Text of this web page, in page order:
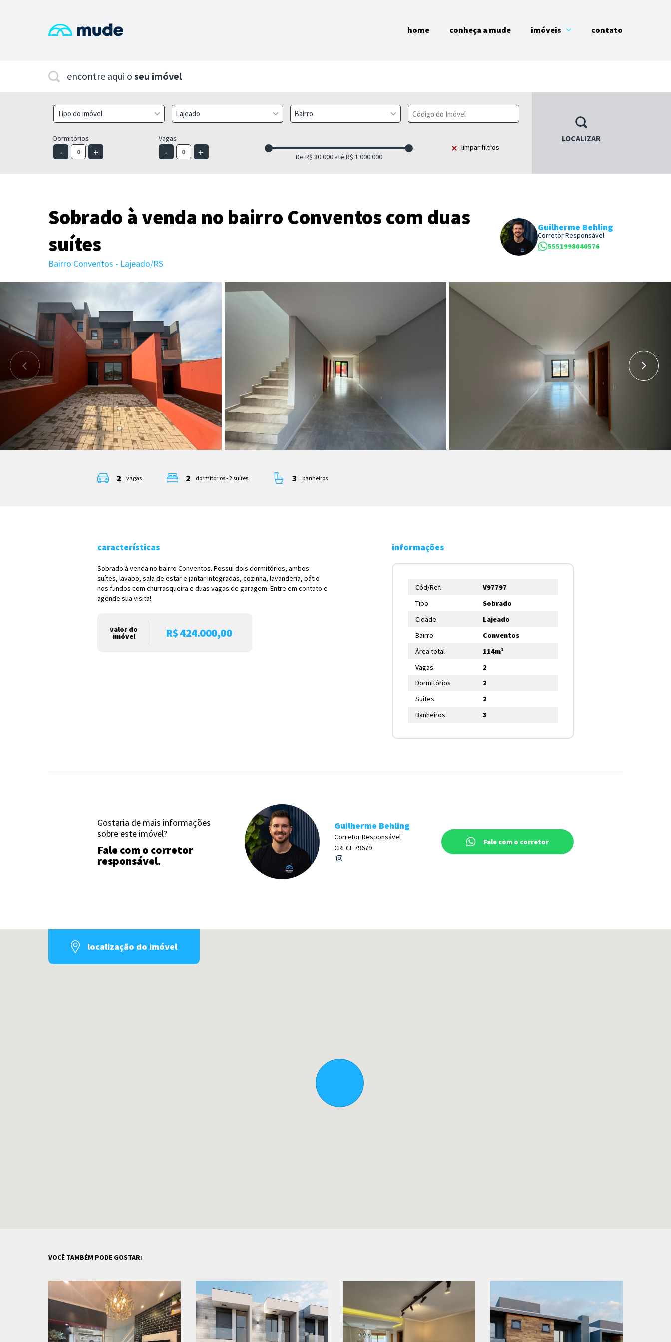
home conheça a mude imóveis contato
encontre aqui o seu imóvel
Tipo do imóvel Lajeado Bairro
Dormitórios
- +
Vagas
- + limpar filtros
LOCALIZAR
Sobrado à venda no bairro Conventos com duas
suítes
Bairro Conventos - Lajeado/RS
Guilherme Behling
Corretor Responsável
5551998040576
2 vagas 2 dormitórios - 2 suítes 3 banheiros
características
Sobrado à venda no bairro Conventos. Possui dois dormitórios, ambos
suítes, lavabo, sala de estar e jantar integradas, cozinha, lavanderia, pátio
nos fundos com churrasqueira e duas vagas de garagem. Entre em contato e
agende sua visita!
valor do
imóvel R$ 424.000,00
informações
Cód/Ref.
V97797
Tipo
Sobrado
Cidade
Lajeado
Bairro
Conventos
Área total
114m²
Vagas
2
Dormitórios
2
Suítes
2
Banheiros
3
Gostaria de mais informações
sobre este imóvel?
Fale com o corretor
responsável.
Guilherme Behling
Corretor Responsável
CRECI: 79679
Fale com o corretor
localização do imóvel
VOCÊ TAMBÉM PODE GOSTAR: